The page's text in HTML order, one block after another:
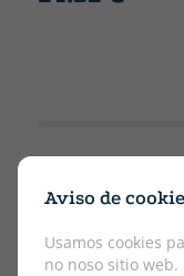
Aviso de
Usamos cookies
no noso sitio web.